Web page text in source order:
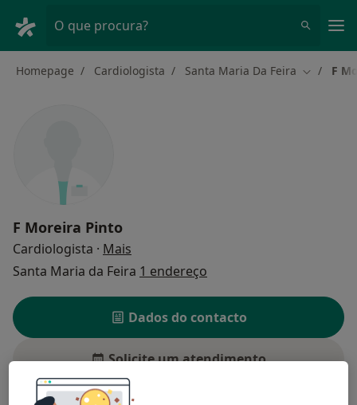
O que procura?
Homepage Cardiologista Santa Maria Da Feira MudarF
F Moreira Pinto
Cardiologista · Mais
Santa Maria da Feira 1 endereço
Dados do contacto
Solicite um atendimento